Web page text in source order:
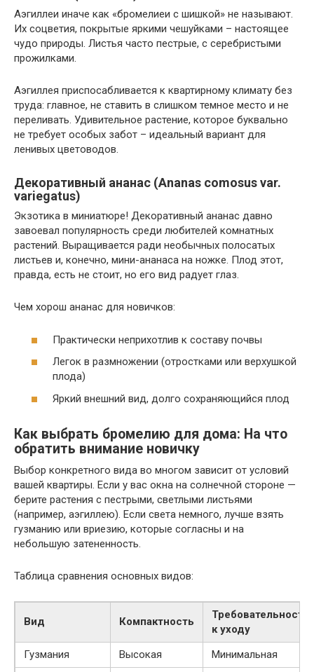
Аэгиллеи иначе как «бромелиеи с шишкой» не называют.
Их соцветия, покрытые яркими чешуйками – настоящее
чудо природы. Листья часто пестрые, с серебристыми
прожилками.
Аэгиллея приспосабливается к квартирному климату без
труда: главное, не ставить в слишком темное место и не
переливать. Удивительное растение, которое буквально
не требует особых забот – идеальный вариант для
ленивых цветоводов.
Декоративный ананас (Ananas comosus var.
variegatus)
Экзотика в миниатюре! Декоративный ананас давно
завоевал популярность среди любителей комнатных
растений. Выращивается ради необычных полосатых
листьев и, конечно, мини-ананаса на ножке. Плод этот,
правда, есть не стоит, но его вид радует глаз.
Чем хорош ананас для новичков:
Практически неприхотлив к составу почвы
Легок в размножении (отростками или верхушкой
плода)
Яркий внешний вид, долго сохраняющийся плод
Как выбрать бромелию для дома: На что
обратить внимание новичку
Выбор конкретного вида во многом зависит от условий
вашей квартиры. Если у вас окна на солнечной стороне —
берите растения с пестрыми, светлыми листьями
(например, аэгиллею). Если света немного, лучше взять
гузманию или вриезию, которые согласны и на
небольшую затененность.
Таблица сравнения основных видов:
Вид Компактность
Требовательность
к уходу
Гузмания
Высокая
Минимальная